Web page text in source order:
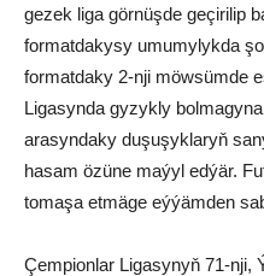
gezek liga görnüşde geçirilip
formatdakysy umumylykda
formatdaky 2-nji möwsümde
Ligasynda gyzykly
arasyndaky duşuşyklaryň
hasam özüne maýyl edýär.
tomaşa etmäge eýýämden
Çempionlar Ligasynyň 71-nji,